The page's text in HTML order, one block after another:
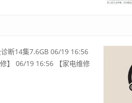
断14集7.6GB 06/19 16:56
】 06/19 16:56 【家电维修